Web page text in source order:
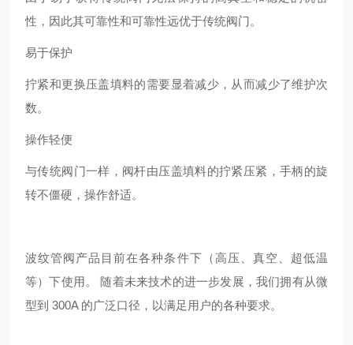
性，因此其可靠性和可靠性远优于传统阀门。
易于保护
拧紧和更换压盖填料的需要显着减少，从而减少了维护次
数。
操作轻便
与传统阀门一样，阀杆由压盖填料的拧紧压紧，手柄的旋
转不僵硬，操作舒适。
波纹管阀产品目前在各种条件下（高压、真空、超低温
等）下使用。 随着未来技术的进一步发展，我们拥有从微
型到 300A 的广泛口径，以满足用户的各种要求。